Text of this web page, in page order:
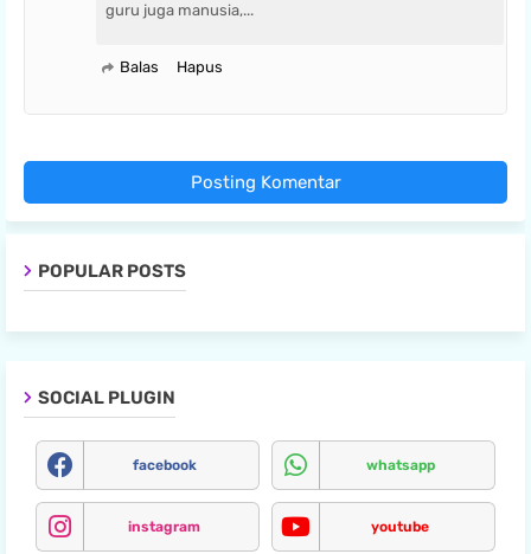
guru juga manusia,...
Balas Hapus
Posting Komentar
POPULAR POSTS
SOCIAL PLUGIN
facebook whatsapp
instagram youtube